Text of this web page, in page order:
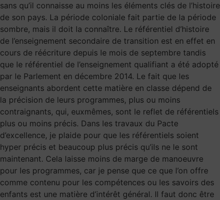
sans qu’il connaisse au moins les éléments clés de l’histoire
de son pays. La période coloniale fait partie de la période
sombre, mais il doit la connaître. Le référentiel d’histoire
de l’enseignement secondaire de transition est en effet en
cours de réécriture depuis le mois de septembre tandis
que le référentiel de l’enseignement qualifiant a été adopté
par le Parlement en décembre 2014. Le fait que les
enseignants abordent cette matière en classe dépend de
la précision de leurs programmes, plus ou moins
contraignants, qui, euxmêmes, sont le reflet de référentiels
plus ou moins précis. Dans les travaux du Pacte
d’excellence, je plaide pour que les référentiels soient
hyper précis et beaucoup plus précis qu’ils ne le sont
maintenant. Cela laisse moins de marge de manoeuvre
pour les programmes, car je pense que ce que l’on offre
comme contenu pour les compétences ou les savoirs des
enfants est une matière d’intérêt général. Il faut donc être